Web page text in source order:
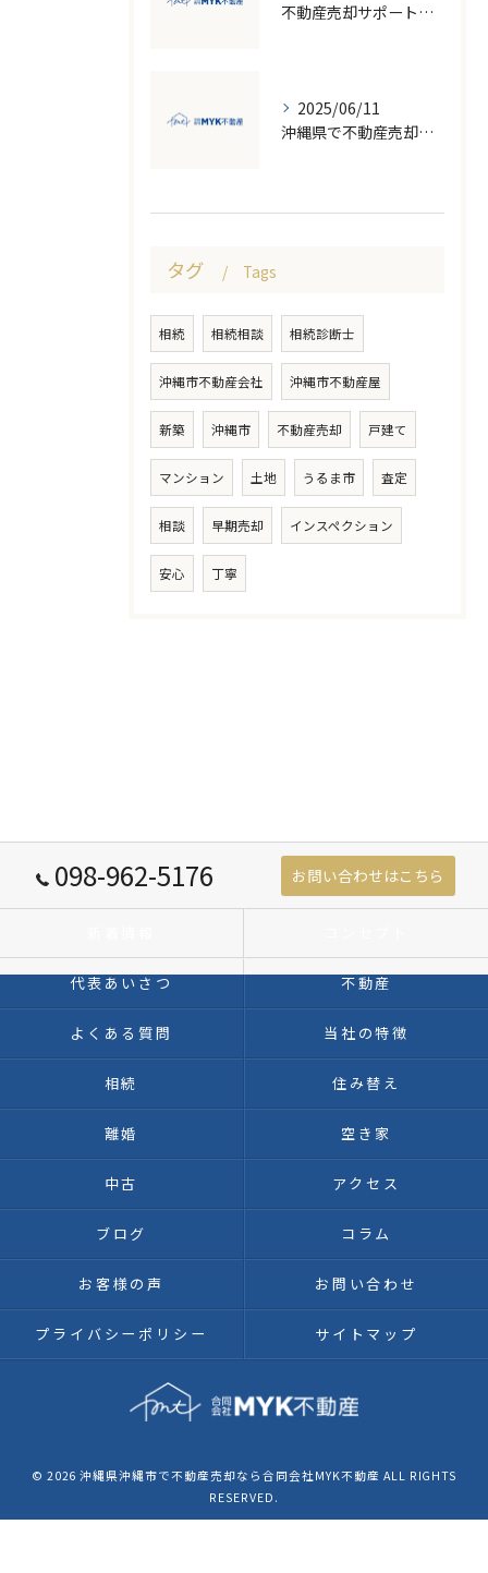
不動産売却サポート活用で失敗しない売却の流れと注意点徹底ガイド
2025/06/11
沖縄県で不動産売却を成功させるための地価変動と市場のポイント
タグ Tags
相続 相続相談 相続診断士
沖縄市不動産会社 沖縄市不動産屋
新築 沖縄市 不動産売却 戸建て
マンション 土地 うるま市 査定
相談 早期売却 インスペクション
安心 丁寧
098-962-5176 お問い合わせはこちら
代表あいさつ 不動産
よくある質問 当社の特徴
相続 住み替え
離婚 空き家
中古 アクセス
ブログ コラム
お客様の声 お問い合わせ
プライバシーポリシー サイトマップ
© 2026 沖縄県沖縄市で不動産売却なら合同会社MYK不動産 ALL RIGHTS
RESERVED.